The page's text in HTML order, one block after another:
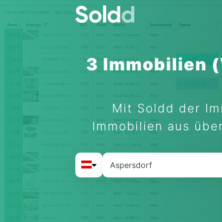
3 Immobilien
Mit Soldd der
Immobilien aus